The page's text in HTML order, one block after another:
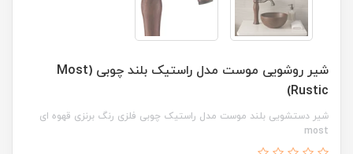
شیر روشویی موست مدل راستیک بلند چوبی (Most
Rustic)
شیر دستشویی بلند موست مدل راستیک چوبی فلزی رنگ برنزی قهوه ای
most